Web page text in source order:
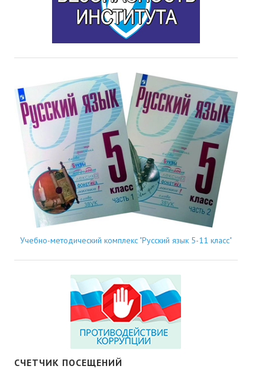
Учебно-методический комплекс "Русский язык 5-11 класс"
СЧЕТЧИК ПОСЕЩЕНИЙ